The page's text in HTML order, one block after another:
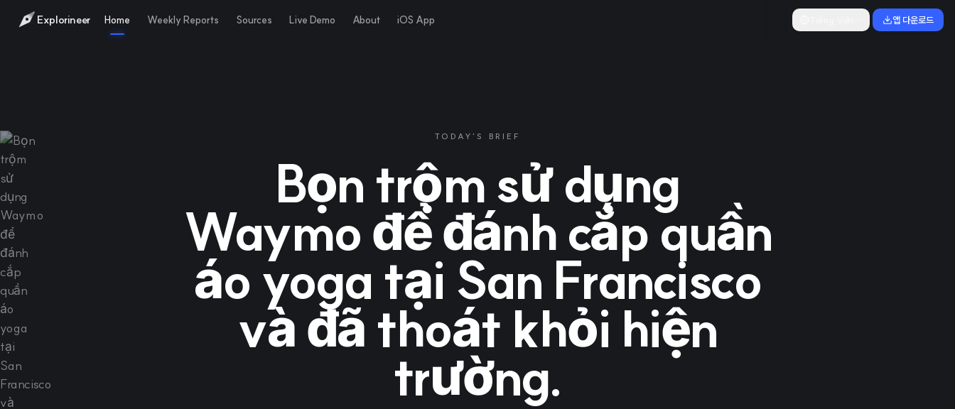
Explorineer Home Weekly Reports Sources Live Demo About iOS App 앱 다운로드
TODAY'S BRIEF
Bọn trộm sử dụng
Waymo để đánh cắp quần
áo yoga tại San Francisco
và đã thoát khỏi hiện
trường.